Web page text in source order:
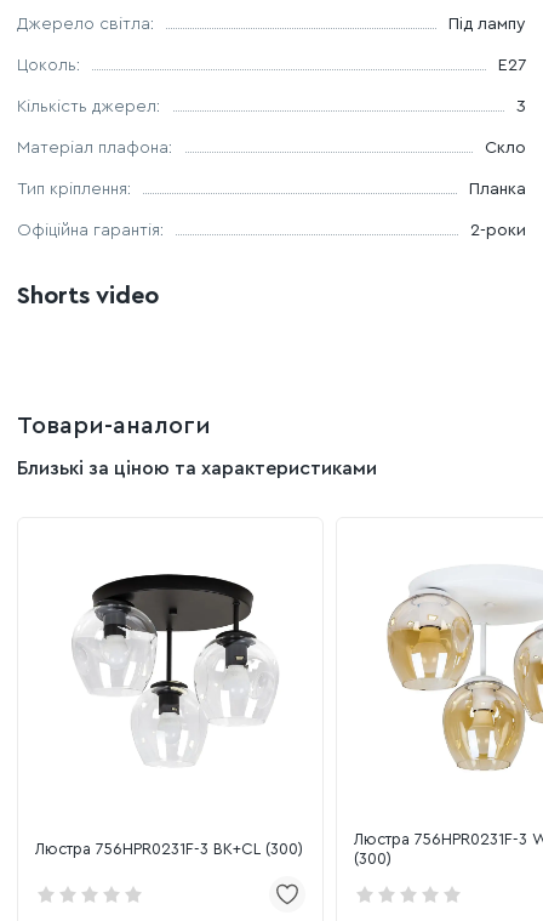
Джерело світла: Під лампу
Цоколь: E27
Кількість джерел: 3
Матеріал плафона: Скло
Тип кріплення: Планка
Офіційна гарантія: 2-роки
Shorts video
Товари-аналоги
Близькі за ціною та характеристиками
Люстра 756HPR0231F-3 BK+CL (300)
Люстра 756HPR0231F-3
(300)